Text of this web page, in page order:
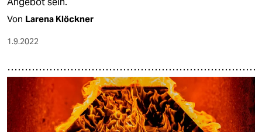
Von Larena Klöckner
1.9.2022